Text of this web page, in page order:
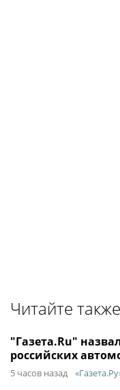
Читайте также
"Газета.Ru"
российских
5 часов назад